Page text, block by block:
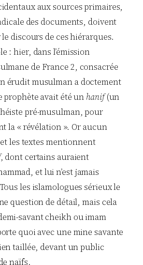
aux sources primaires,
des documents, doivent
discours de ces hiérarques.
: hier, dans l’émission
de France 2, consacrée
érudit musulman a doctement
prophète avait été un hanif(un
pré-musulman, pour
la « révélation ». Or aucun
les textes mentionnent
, dont certains auraient
et lui n’est jamais
les islamologues sérieux le
question de détail, mais cela
savant cheikh ou imam
quoi avec une mine savante
taillée, devant un public
naïfs.